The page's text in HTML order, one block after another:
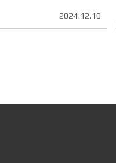
2024.12.10